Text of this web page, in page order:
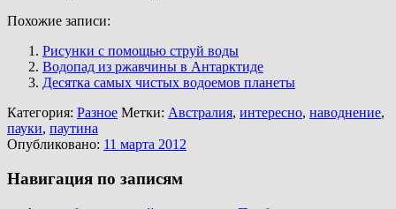
Похожие записи:
Рисунки с помощью струй воды
Водопад из ржавчины в Антарктиде
Десятка самых чистых водоемов планеты
Категория: Разное Метки: Австралия, интересно, наводнение,
пауки, паутина
Опубликовано: 11 марта 2012
Навигация по записям